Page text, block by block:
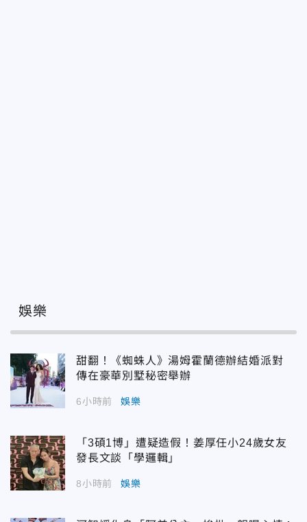
娛樂
甜翻！《蜘蛛人》湯姆霍蘭德辦結婚派對
傳在豪華別墅秘密舉辦
6小時前 娛樂
「3碩1博」遭疑造假！姜厚任小24歲女友
發長文談「學邏輯」
8小時前 娛樂